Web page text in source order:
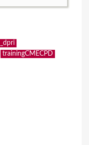
trainingCMECPD